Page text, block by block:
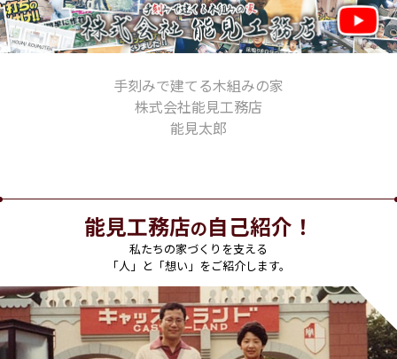
手刻みで建てる木組みの家
株式会社能見工務店
能見太郎
能見工務店の自己紹介！
私たちの家づくりを支える
「人」と「想い」をご紹介します。